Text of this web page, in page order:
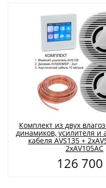
Комплект из двух
динамиков, усилителя и
кабеля AVS135 +
2xAV105AC
126 700